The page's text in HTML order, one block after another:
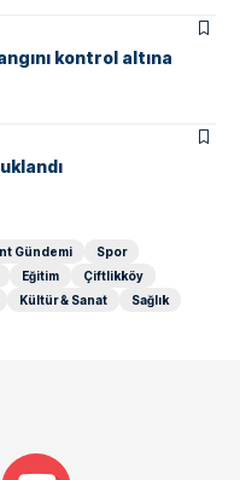
kontrol altına
Gündemi
Spor
Eğitim
Çiftlikköy
Kültür & Sanat Sağlık